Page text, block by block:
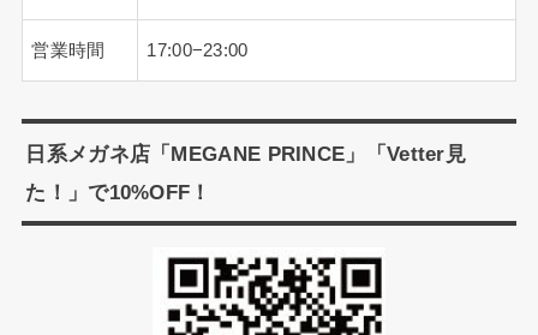
営業時間 17:00−23:00
日系メガネ店「MEGANE PRINCE」「Vetter見
た！」で10%OFF！